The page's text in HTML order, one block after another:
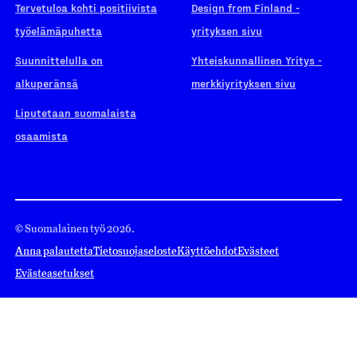
Tervetuloa kohti positiivista
työelämäpuhetta
Suunnittelulla on
alkuperänsä
Liputetaan suomalaista
osaamista
Design from Finland -
yrityksen sivu
Yhteiskunnallinen Yritys -
merkkiyrityksen sivu
© Suomalainen työ 2026.
Anna palautettaTietosuojaselosteKäyttöehdotEvästeet
Evästeasetukset